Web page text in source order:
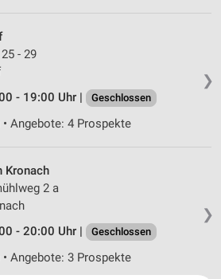
❯
- 29
- 19:00 Uhr |
Geschlossen
• Angebote: 4 Prospekte
❯
Kronach
2 a
- 20:00 Uhr |
Geschlossen
• Angebote: 3 Prospekte